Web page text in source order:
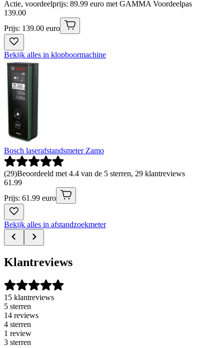
Actie, voordeelprijs: 89.99 euro met GAMMA Voordeelpas
139.00
Prijs: 139.00 euro
Bekijk alles in klopboormachine
Bosch laserafstandsmeter Zamo
(29)Beoordeeld met 4.4 van de 5 sterren, 29 klantreviews
61 .99
Prijs: 61.99 euro
Bekijk alles in afstandzoekmeter
Klantreviews
15 klantreviews
5 sterren
14 reviews
4 sterren
1 review
3 sterren